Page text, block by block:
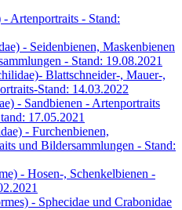
Artenportraits - Stand:
- Seidenbienen, Maskenbienen
- Stand: 19.08.2021
Blattschneider-, Mauer-,
Stand: 14.03.2022
- Sandbienen - Artenportraits
17.05.2021
- Furchenbienen,
und Bildersammlungen - Stand:
- Hosen-, Schenkelbienen -
- Sphecidae und Crabonidae